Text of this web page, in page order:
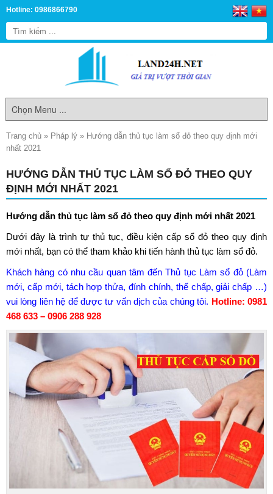
Hotline: 0986866790
Trang chủ » Pháp lý » Hướng dẫn thủ tục làm sổ đỏ theo quy định mới
nhất 2021
HƯỚNG DẪN THỦ TỤC LÀM SỔ ĐỎ THEO QUY
ĐỊNH MỚI NHẤT 2021
Hướng dẫn thủ tục làm sổ đỏ theo quy định mới nhất 2021
Dưới đây là trình tự thủ tục, điều kiện cấp sổ đỏ theo quy định
mới nhất, bạn có thể tham khảo khi tiến hành thủ tục làm sổ đỏ.
Khách hàng có nhu cầu quan tâm đếnThủ tục Làm sổ đỏ(Làm
mới, cấp mới, tách hợp thửa, đính chính, thế chấp, giải chấp …)
vui lòng liên hệ để được tư vấn dịch của chúng tôi. Hotline: 0981
468 633 – 0906 288 928